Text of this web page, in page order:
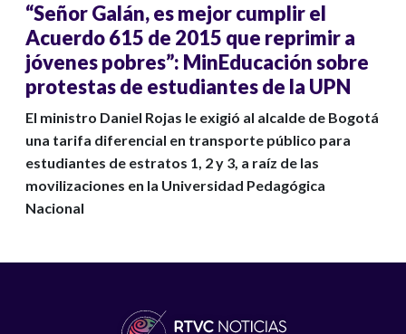
“Señor Galán, es mejor cumplir el
Acuerdo 615 de 2015 que reprimir a
jóvenes pobres”: MinEducación sobre
protestas de estudiantes de la UPN
El ministro Daniel Rojas le exigió al alcalde de Bogotá
una tarifa diferencial en transporte público para
estudiantes de estratos 1, 2 y 3, a raíz de las
movilizaciones en la Universidad Pedagógica
Nacional